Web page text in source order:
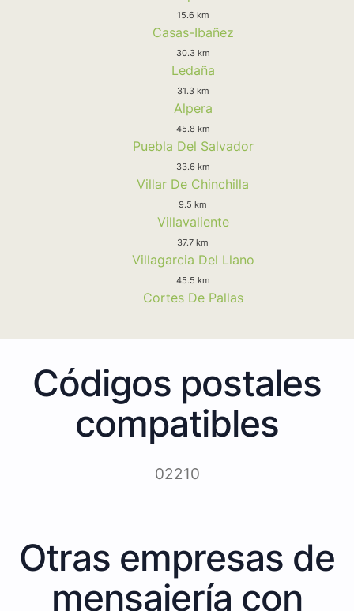
15.6 km
Casas-Ibañez
30.3 km
Ledaña
31.3 km
Alpera
45.8 km
Puebla Del Salvador
33.6 km
Villar De Chinchilla
9.5 km
Villavaliente
37.7 km
Villagarcia Del Llano
45.5 km
Cortes De Pallas
Códigos postales
compatibles
02210
Otras empresas de
mensajería con